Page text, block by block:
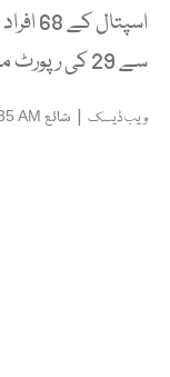
سے 29 کی رپورٹ مثبت آگئی ہے۔
ویب ڈیسک | شائع AM